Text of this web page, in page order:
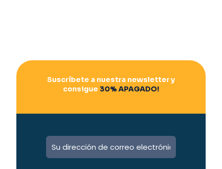
Suscríbete a nuestra newsletter y
consigue 30% APAGADO!